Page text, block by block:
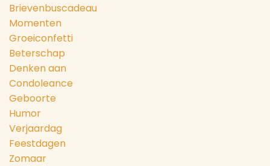
Brievenbuscadeau
Momenten
Groeiconfetti
Beterschap
Denken aan
Condoleance
Geboorte
Humor
Verjaardag
Feestdagen
Zomaar